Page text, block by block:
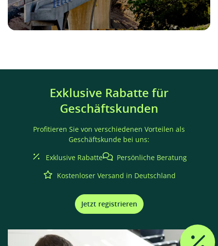
Exklusive Rabatte für
Geschäftskunden
Profitieren Sie von verschiedenen Vorteilen als
Geschäftskunde bei uns:
Exklusive Rabatte
Persönliche Beratung
Kostenloser Versand in Deutschland
Jetzt registrieren